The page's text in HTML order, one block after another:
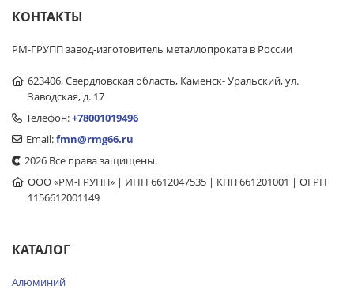
КОНТАКТЫ
РМ-ГРУПП завод-изготовитель металлопроката в России
623406, Свердловская область, Каменск- Уральский, ул.
Заводская, д. 17
Телефон:+78001019496
Email:fmn@rmg66.ru
2026 Все права защищены.
ООО «РМ-ГРУПП» | ИНН 6612047535 | КПП 661201001 | ОГРН
1156612001149
КАТАЛОГ
Алюминий